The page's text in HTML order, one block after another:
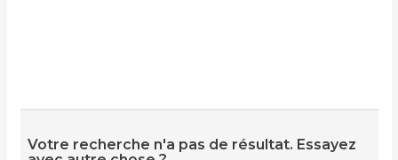
Votre recherche n'a pas de résultat. Essayez